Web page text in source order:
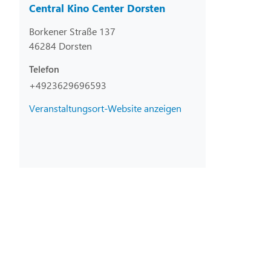
Central Kino Center Dorsten
Borkener Straße 137
46284 Dorsten
Telefon
+4923629696593
Veranstaltungsort-Website anzeigen